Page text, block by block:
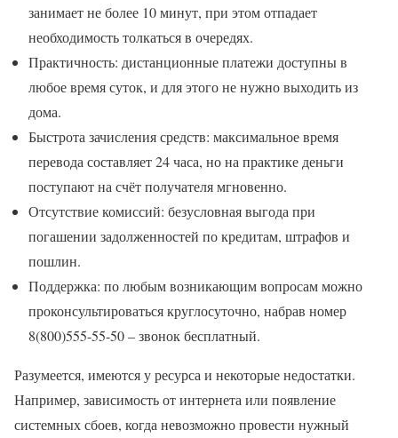
занимает не более 10 минут, при этом отпадает
необходимость толкаться в очередях.
Практичность: дистанционные платежи доступны в
любое время суток, и для этого не нужно выходить из
дома.
Быстрота зачисления средств: максимальное время
перевода составляет 24 часа, но на практике деньги
поступают на счёт получателя мгновенно.
Отсутствие комиссий: безусловная выгода при
погашении задолженностей по кредитам, штрафов и
пошлин.
Поддержка: по любым возникающим вопросам можно
проконсультироваться круглосуточно, набрав номер
8(800)555-55-50 – звонок бесплатный.
Разумеется, имеются у ресурса и некоторые недостатки.
Например, зависимость от интернета или появление
системных сбоев, когда невозможно провести нужный